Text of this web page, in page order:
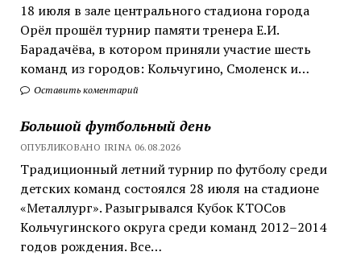
18 июля в зале центрального стадиона города
Орёл прошёл турнир памяти тренера Е.И.
Барадачёва, в котором приняли участие шесть
команд из городов: Кольчугино, Смоленск и…
Оставить коментарий
Большой футбольный день
ОПУБЛИКОВАНО IRINA 06.08.2026
Традиционный летний турнир по футболу среди
детских команд состоялся 28 июля на стадионе
«Металлург». Разыгрывался Кубок КТОСов
Кольчугинского округа среди команд 2012–2014
годов рождения. Все…